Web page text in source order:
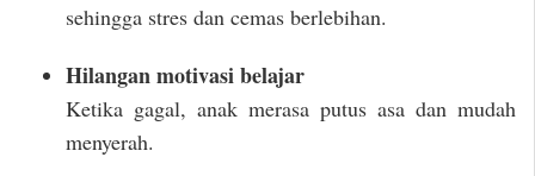
sehingga stres dan cemas berlebihan.
Hilangan motivasi belajar
Ketika gagal, anak merasa putus asa dan mudah
menyerah.